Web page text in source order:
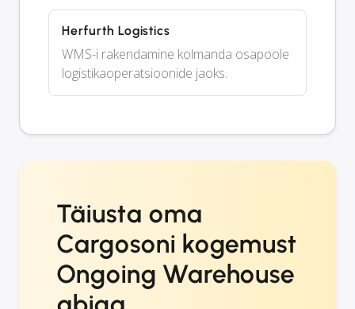
Herfurth Logistics
WMS-i rakendamine kolmanda osapoole
logistikaoperatsioonide jaoks.
Täiusta oma
Cargosoni kogemust
Ongoing Warehouse